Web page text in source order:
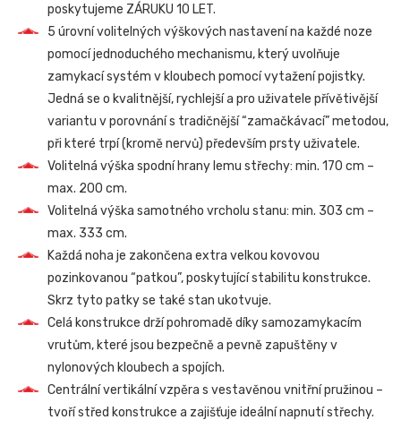
poskytujeme ZÁRUKU 10 LET.
5 úrovní volitelných výškových nastavení na každé noze
pomocí jednoduchého mechanismu, který uvolňuje
zamykací systém v kloubech pomocí vytažení pojistky.
Jedná se o kvalitnější, rychlejší a pro uživatele přívětivější
variantu v porovnání s tradičnější “zamačkávací” metodou,
při které trpí (kromě nervů) především prsty uživatele.
Volitelná výška spodní hrany lemu střechy: min. 170 cm –
max. 200 cm.
Volitelná výška samotného vrcholu stanu: min. 303 cm –
max. 333 cm.
Každá noha je zakončena extra velkou kovovou
pozinkovanou “patkou”, poskytující stabilitu konstrukce.
Skrz tyto patky se také stan ukotvuje.
Celá konstrukce drží pohromadě díky samozamykacím
vrutům, které jsou bezpečně a pevně zapuštěny v
nylonových kloubech a spojích.
Centrální vertikální vzpěra s vestavěnou vnitřní pružinou –
tvoří střed konstrukce a zajišťuje ideální napnutí střechy.